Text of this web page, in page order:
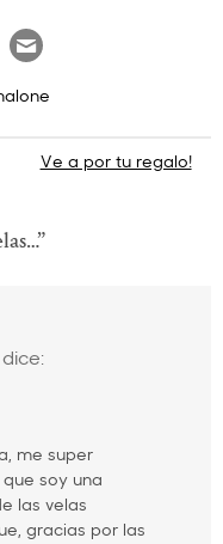
Ve a por tu regalo!
”
dice:
me super
soy una
las velas
gracias por las